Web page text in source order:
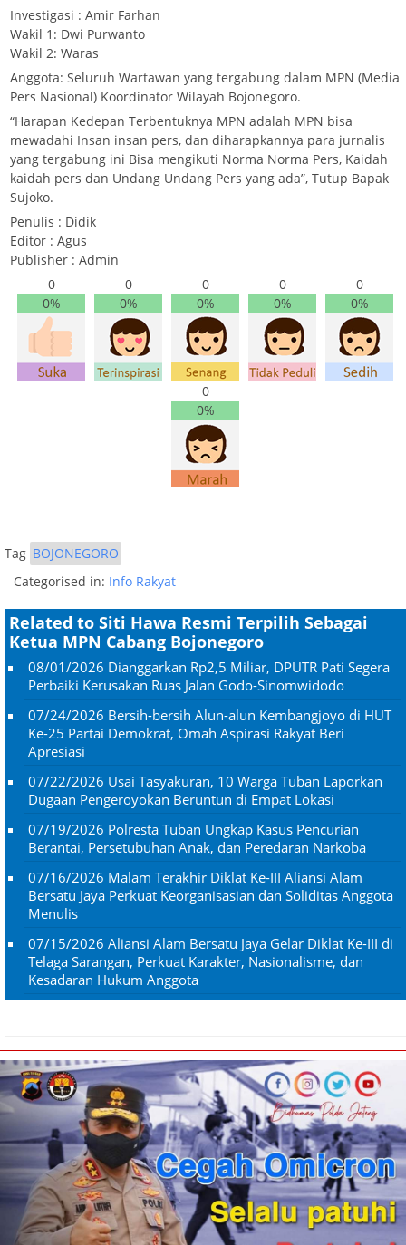
Investigasi : Amir Farhan
Wakil 1: Dwi Purwanto
Wakil 2: Waras
Anggota: Seluruh Wartawan yang tergabung dalam MPN (Media
Pers Nasional) Koordinator Wilayah Bojonegoro.
“Harapan Kedepan Terbentuknya MPN adalah MPN bisa
mewadahi Insan insan pers, dan diharapkannya para jurnalis
yang tergabung ini Bisa mengikuti Norma Norma Pers, Kaidah
kaidah pers dan Undang Undang Pers yang ada”, Tutup Bapak
Sujoko.
Penulis : Didik
Editor : Agus
Publisher : Admin
0
0%
0
0%
0
0%
0
0%
0
0%
0
0%
Tag BOJONEGORO
Categorised in: Info Rakyat
Related to Siti Hawa Resmi Terpilih Sebagai
Ketua MPN Cabang Bojonegoro
08/01/2026 Dianggarkan Rp2,5 Miliar, DPUTR Pati Segera
Perbaiki Kerusakan Ruas Jalan Godo-Sinomwidodo
07/24/2026 Bersih-bersih Alun-alun Kembangjoyo di HUT
Ke-25 Partai Demokrat, Omah Aspirasi Rakyat Beri
Apresiasi
07/22/2026 Usai Tasyakuran, 10 Warga Tuban Laporkan
Dugaan Pengeroyokan Beruntun di Empat Lokasi
07/19/2026 Polresta Tuban Ungkap Kasus Pencurian
Berantai, Persetubuhan Anak, dan Peredaran Narkoba
07/16/2026 Malam Terakhir Diklat Ke-III Aliansi Alam
Bersatu Jaya Perkuat Keorganisasian dan Soliditas Anggota
Menulis
07/15/2026 Aliansi Alam Bersatu Jaya Gelar Diklat Ke-III di
Telaga Sarangan, Perkuat Karakter, Nasionalisme, dan
Kesadaran Hukum Anggota